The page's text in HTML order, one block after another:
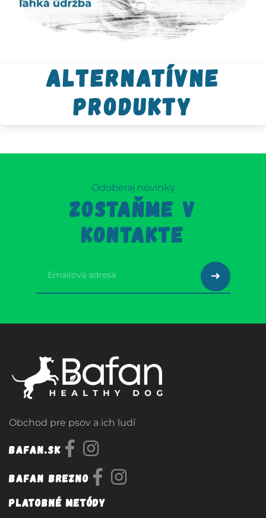
Alternatívne
produkty
Odoberaj novinky
ZOSTAŇME V
KONTAKTE
Obchod pre psov a ich ludí
Bafan.sk
Bafan Brezno
Platobné metódy